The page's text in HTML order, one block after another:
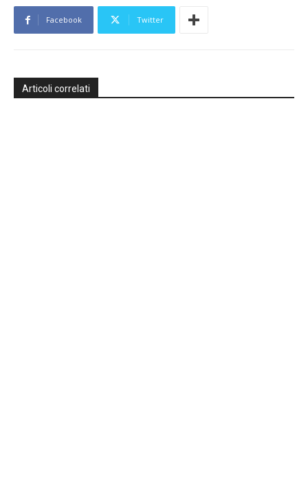
Facebook Twitter
Articoli correlati